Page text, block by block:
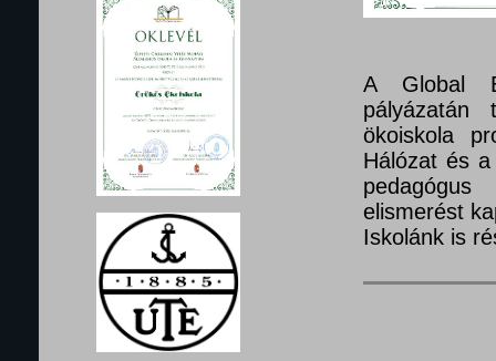
A Global
pályázatán
ökoiskola
Hálózat és
elismerést
Iskolánk is